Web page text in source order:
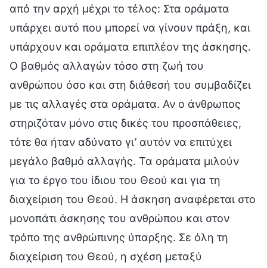
από την αρχή μέχρι το τέλος: Στα οράματα
υπάρχει αυτό που μπορεί να γίνουν πράξη, και
υπάρχουν και οράματα επιπλέον της άσκησης.
Ο βαθμός αλλαγών τόσο στη ζωή του
ανθρώπου όσο και στη διάθεσή του συμβαδίζει
με τις αλλαγές στα οράματα. Αν ο άνθρωπος
στηριζόταν μόνο στις δικές του προσπάθειες,
τότε θα ήταν αδύνατο γι’ αυτόν να επιτύχει
μεγάλο βαθμό αλλαγής. Τα οράματα μιλούν
για το έργο του ίδιου του Θεού και για τη
διαχείριση του Θεού. Η άσκηση αναφέρεται στο
μονοπάτι άσκησης του ανθρώπου και στον
τρόπο της ανθρώπινης ύπαρξης. Σε όλη τη
διαχείριση του Θεού, η σχέση μεταξύ